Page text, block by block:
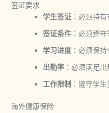
签证要求
学生签证：必须持有
签证条件：必须遵守
学习进度：必须保持
出勤率：必须满足出
工作限制 ：遵守学
海外健康保险